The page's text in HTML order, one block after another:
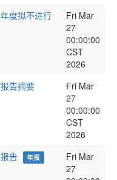
度拟不进行
Fri Mar
27
00:00:00
CST
2026
告摘要
Fri Mar
27
00:00:00
CST
2026
告
年报
Fri Mar
27